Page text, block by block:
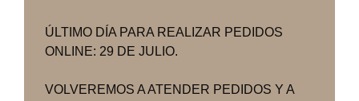
ÚLTIMO DÍA PARA REALIZAR PEDIDOS
ONLINE: 29 DE JULIO.
VOLVEREMOS A ATENDER PEDIDOS Y A